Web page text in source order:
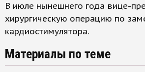
В июле нынешнего года вице-
хирургическую операцию по
кардиостимулятора.
Материалы по теме